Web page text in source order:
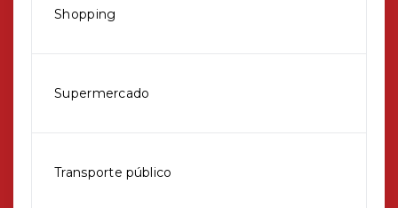
Shopping
Supermercado
Transporte público